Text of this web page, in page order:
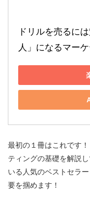
ドリルを売るに
人」になるマー
最初の１冊はこれです
ティングの基礎を解説
いる人気のベストセラ
要を掴めます！